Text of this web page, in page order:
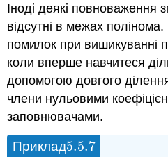
Іноді деякі повноваження
відсутні в межах
помилок при вишикуванні
коли вперше навчитеся
допомогою довгого
члени нульовими
заповнювачами.
Приклад5.5.7
5.5.7